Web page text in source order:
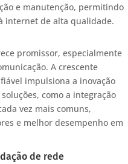
e manutenção, permitindo
internet de alta qualidade.
promissor, especialmente
A crescente
impulsiona a inovação
como a integração
vez mais comuns,
e melhor desempenho em
de rede